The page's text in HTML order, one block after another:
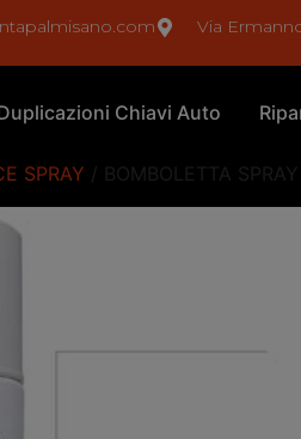
Via
Chiavi Auto
SPRAY / BOMBOLETTA